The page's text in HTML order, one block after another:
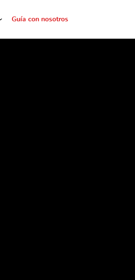
Guía con nosotros